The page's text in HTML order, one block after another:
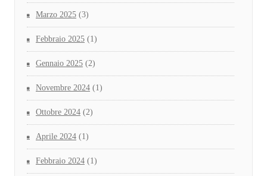
Marzo 2025 (3)
Febbraio 2025 (1)
Gennaio 2025 (2)
Novembre 2024 (1)
Ottobre 2024 (2)
Aprile 2024 (1)
Febbraio 2024 (1)